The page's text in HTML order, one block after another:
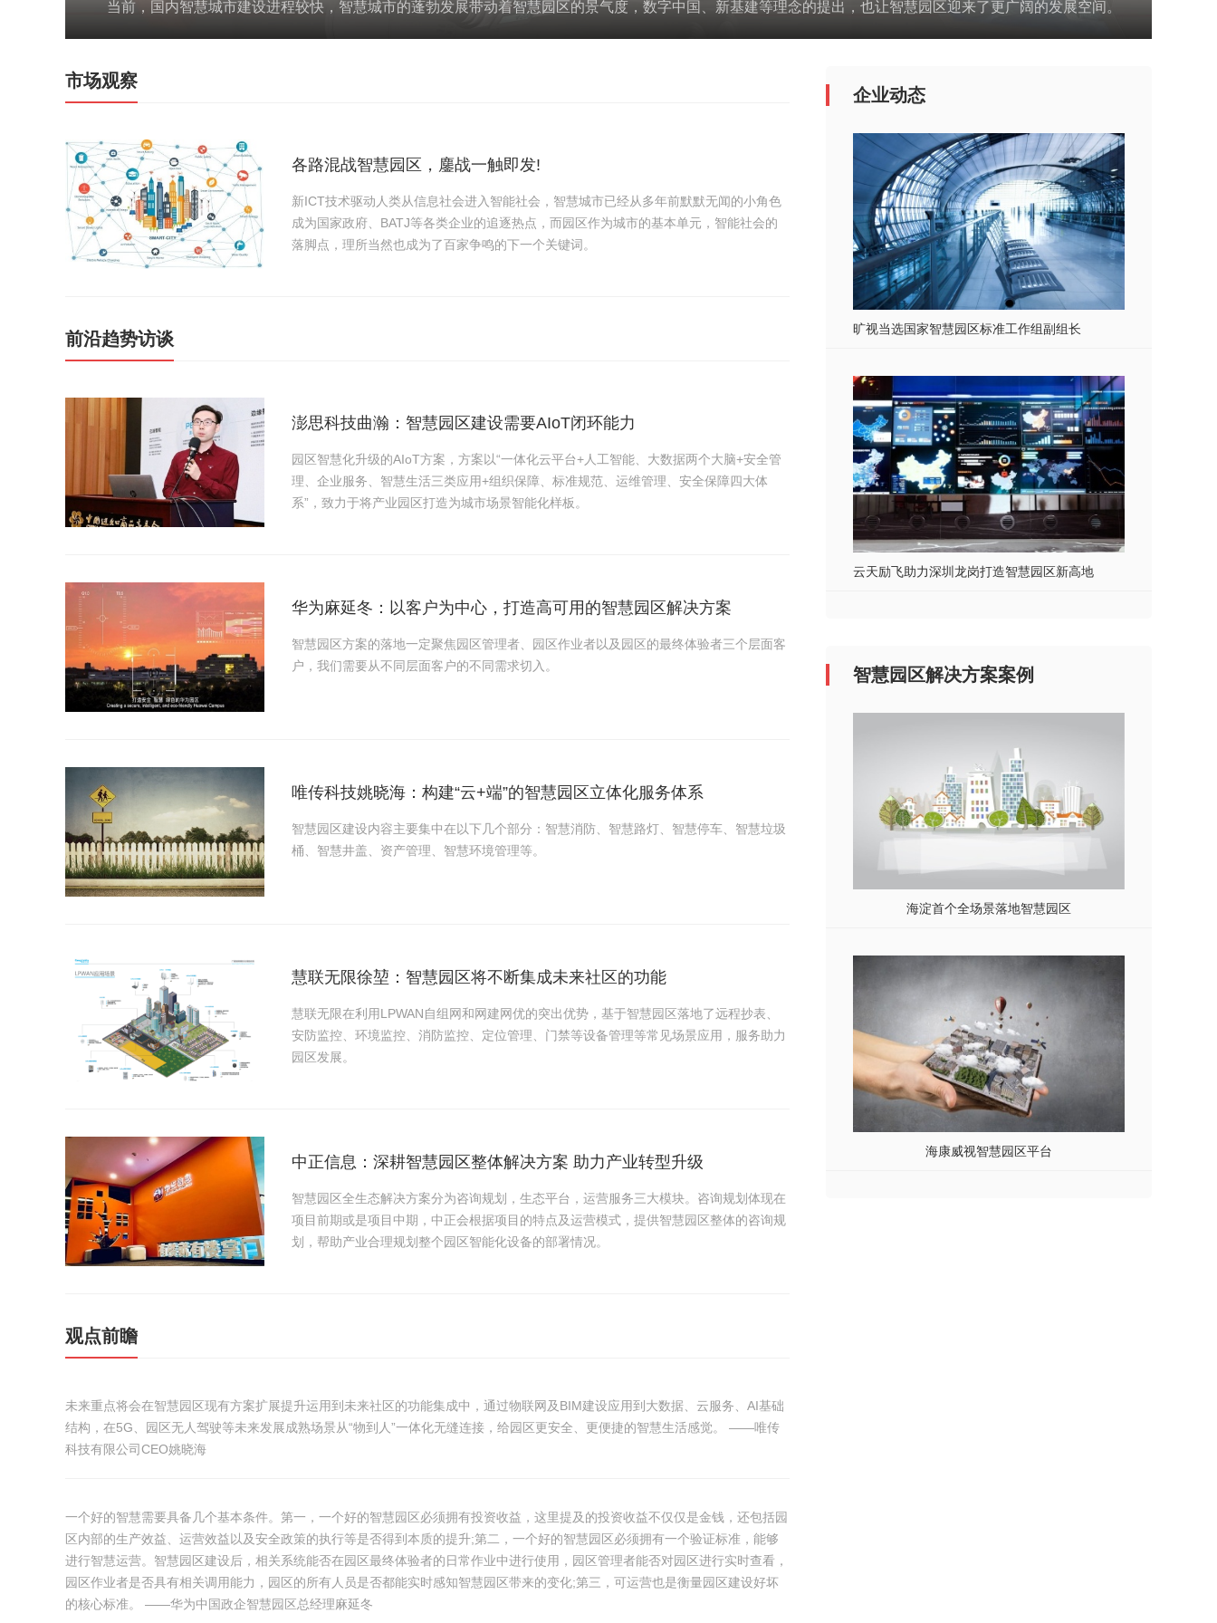
当前，国内智慧城市建设进程较快，智慧城市的蓬勃发展带动着智慧园区的景气度，数字中国、新基建等理念的提出，也让智慧园区迎来了更广阔的发展空间。
市场观察
各路混战智慧园区，鏖战一触即发!
新ICT技术驱动人类从信息社会进入智能社会，智慧城市已经从多年前默默无闻的小角色
成为国家政府、BATJ等各类企业的追逐热点，而园区作为城市的基本单元，智能社会的
落脚点，理所当然也成为了百家争鸣的下一个关键词。
前沿趋势访谈
澎思科技曲瀚：智慧园区建设需要AIoT闭环能力
园区智慧化升级的AIoT方案，方案以“一体化云平台+人工智能、大数据两个大脑+安全管
理、企业服务、智慧生活三类应用+组织保障、标准规范、运维管理、安全保障四大体
系”，致力于将产业园区打造为城市场景智能化样板。
华为麻延冬：以客户为中心，打造高可用的智慧园区解决方案
智慧园区方案的落地一定聚焦园区管理者、园区作业者以及园区的最终体验者三个层面客
户，我们需要从不同层面客户的不同需求切入。
唯传科技姚晓海：构建“云+端”的智慧园区立体化服务体系
智慧园区建设内容主要集中在以下几个部分：智慧消防、智慧路灯、智慧停车、智慧垃圾
桶、智慧井盖、资产管理、智慧环境管理等。
慧联无限徐堃：智慧园区将不断集成未来社区的功能
慧联无限在利用LPWAN自组网和网建网优的突出优势，基于智慧园区落地了远程抄表、
安防监控、环境监控、消防监控、定位管理、门禁等设备管理等常见场景应用，服务助力
园区发展。
中正信息：深耕智慧园区整体解决方案 助力产业转型升级
智慧园区全生态解决方案分为咨询规划，生态平台，运营服务三大模块。咨询规划体现在
项目前期或是项目中期，中正会根据项目的特点及运营模式，提供智慧园区整体的咨询规
划，帮助产业合理规划整个园区智能化设备的部署情况。
观点前瞻
未来重点将会在智慧园区现有方案扩展提升运用到未来社区的功能集成中，通过物联网及BIM建设应用到大数据、云服务、AI基础
结构，在5G、园区无人驾驶等未来发展成熟场景从“物到人”一体化无缝连接，给园区更安全、更便捷的智慧生活感觉。 ——唯传
科技有限公司CEO姚晓海
一个好的智慧需要具备几个基本条件。第一，一个好的智慧园区必须拥有投资收益，这里提及的投资收益不仅仅是金钱，还包括园
区内部的生产效益、运营效益以及安全政策的执行等是否得到本质的提升;第二，一个好的智慧园区必须拥有一个验证标准，能够
进行智慧运营。智慧园区建设后，相关系统能否在园区最终体验者的日常作业中进行使用，园区管理者能否对园区进行实时查看，
园区作业者是否具有相关调用能力，园区的所有人员是否都能实时感知智慧园区带来的变化;第三，可运营也是衡量园区建设好坏
的核心标准。 ——华为中国政企智慧园区总经理麻延冬
企业动态
旷视当选国家智慧园区标准工作组副组长
云天励飞助力深圳龙岗打造智慧园区新高地
智慧园区解决方案案例
海淀首个全场景落地智慧园区
海康威视智慧园区平台